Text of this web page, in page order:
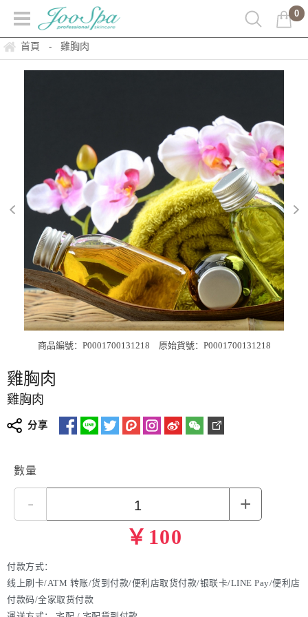
0
首頁 - 雞胸肉
商品編號：P0001700131218 原始貨號：P0001700131218
雞胸肉
雞胸肉
分享
數量
- +
￥ 100
付款方式：
线上刷卡/ATM 转账/货到付款/便利店取货付款/银联卡/LINE Pay/便利店
付款码/全家取货付款